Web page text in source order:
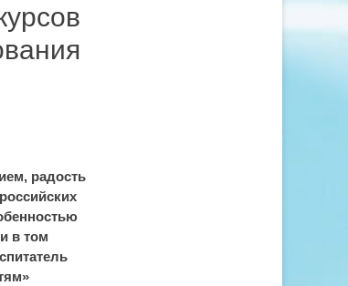
радость
в том